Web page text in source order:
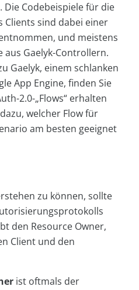
Codebeispiele für die
Clients sind dabei einer
und meistens
aus Gaelyk-Controllern.
Gaelyk, einem schlanken
App Engine, finden Sie
2.0-„Flows“ erhalten
welcher Flow für
am besten geeignet
zu können, sollte
den Resource Owner,
Client und den
ist oftmals der